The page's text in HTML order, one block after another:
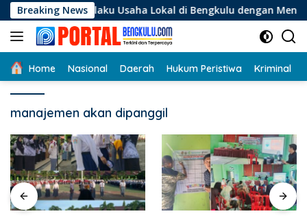
Langsung
ke
konten
Breaking News
Pelaku Usaha Lokal di Bengkulu dengan Meningkatkan
Home Nasional Daerah Hukum Peristiwa Kriminal
manajemen akan dipanggil